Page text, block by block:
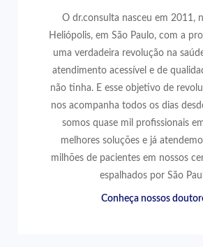
O dr.consulta nasceu em 2011,
Heliópolis, em São Paulo, com a
uma verdadeira revolução na
atendimento acessível e de
não tinha. E esse objetivo de
nos acompanha todos os dias
somos quase mil profissionais
melhores soluções e já
milhões de pacientes em nossos
espalhados por São
Conheça nossos